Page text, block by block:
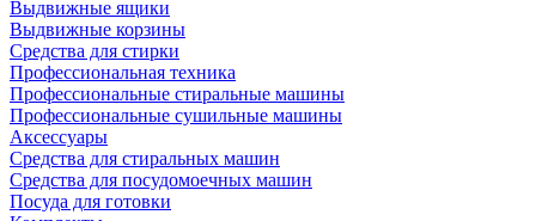
Выдвижные ящики
Выдвижные корзины
Средства для стирки
Профессиональная техника
Профессиональные стиральные машины
Профессиональные сушильные машины
Аксессуары
Средства для стиральных машин
Средства для посудомоечных машин
Посуда для готовки